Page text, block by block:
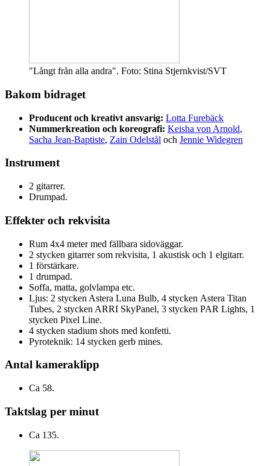
"Långt från alla andra". Foto: Stina Stjernkvist/SVT
Bakom bidraget
Producent och kreativt ansvarig: Lotta Furebäck
Nummerkreation och koreografi: Keisha von Arnold,
Sacha Jean-Baptiste, Zain Odelstål och Jennie Widegren
Instrument
2 gitarrer.
Drumpad.
Effekter och rekvisita
Rum 4x4 meter med fällbara sidoväggar.
2 stycken gitarrer som rekvisita, 1 akustisk och 1 elgitarr.
1 förstärkare.
1 drumpad.
Soffa, matta, golvlampa etc.
Ljus: 2 stycken Astera Luna Bulb, 4 stycken Astera Titan
Tubes, 2 stycken ARRI SkyPanel, 3 stycken PAR Lights, 1
stycken Pixel Line.
4 stycken stadium shots med konfetti.
Pyroteknik: 14 stycken gerb mines.
Antal kameraklipp
Ca 58.
Taktslag per minut
Ca 135.